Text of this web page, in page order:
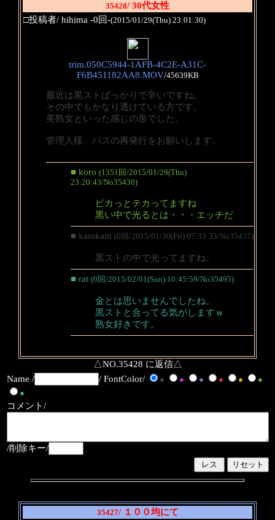
35428/ 30代女性
□投稿者/ hihima -0回-(2015/01/29(Thu) 23:01:30)
trim.050C5944-1AFB-4C2E-A31C-
F6B451182AA8.MOV/45639KB
最近は黒ストばっかりで辛いですね。
その中でもかなり透けている方です。
美熟女といった感じの形でした。
管理人様、パスの再発行をお願いします。
■ koro (1351回/2015/01/29(Thu)
23:20:43/No35430)
ピカっとテカってますね
黒い中で光るとは・・・エッチだ
■ kamkam (0回/2015/01/30(Fri) 07:33:33/No35437)
黒ストの中で光ってますね。
■ rat (0回/2015/02/01(Sun) 10:45:59/No35495)
金とは思いませんでしたね。
黒ストと合ってる気がしますｗ
熟女好きです。
△NO.35428 に返信△
Name /
/ FontColor/ ● ● ● ● ●
●
●
コメント/
/削除キー/
35427/ １００均にて